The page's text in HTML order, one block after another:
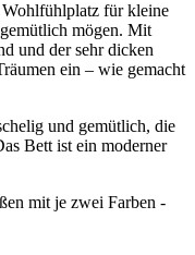
für kleine
mögen. Mit
und der sehr dicken
ein – wie gemacht
und gemütlich, die
Bett ist ein moderner
mit je zwei Farben -